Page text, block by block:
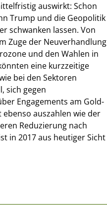
auswirkt: Schon
Trump und die Geopolitik
schwanken lassen. Von
Zuge der Neuverhandlung
und den Wahlen in
eine kurzzeitige
bei den Sektoren
sich gegen
Engagements am Gold-
auszahlen wie der
Reduzierung nach
in 2017 aus heutiger Sicht